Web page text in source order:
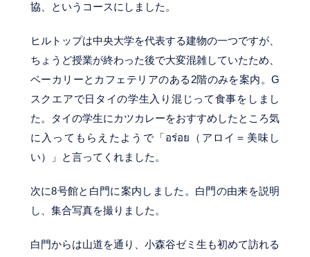
協、というコースにしました。
ヒルトップは中央大学を代表する建物の一つですが、
ちょうど授業が終わった後で大変混雑していたため、
ベーカリーとカフェテリアのある2階のみを案内。G
スクエアで日タイの学生入り混じって食事をしまし
た。タイの学生にカツカレーをおすすめしたところ気
に入ってもらえたようで「อร่อย（アロイ＝美味し
い）」と言ってくれました。
次に8号館と白門に案内しました。白門の由来を説明
し、集合写真を撮りました。
白門からは山道を通り、小森谷ゼミ生も初めて訪れる